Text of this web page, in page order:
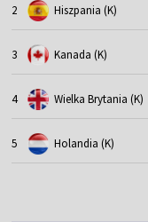
2 Hiszpania (K)
3 Kanada (K)
4 Wielka Brytania (K)
5 Holandia (K)